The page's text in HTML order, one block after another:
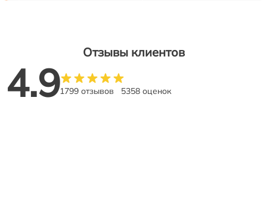
Отзывы клиентов
4.91799 отзывов 5358 оценок